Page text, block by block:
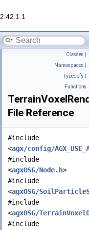
2.42.1.1
Classes |
Namespaces |
Typedefs |
Functions
File Reference
#include
<agx/config/
#include
<agxOSG/Node.h>
#include
<agxOSG/
#include
<agxOSG/
#include